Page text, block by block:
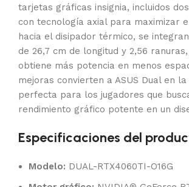
tarjetas gráficas insignia, incluidos
con tecnología axial para maximizar
hacia el disipador térmico, se
de 26,7 cm de longitud y 2,56
obtiene más potencia en menos
mejoras convierten a ASUS Dual en
perfecta para los jugadores que
rendimiento gráfico potente en un
Especificaciones del
Modelo: DUAL-RTX4060TI-O16G